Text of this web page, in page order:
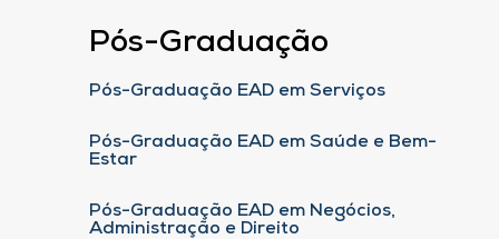
Pós-Graduação
Pós-Graduação EAD em Serviços
Pós-Graduação EAD em Saúde e Bem-
Estar
Pós-Graduação EAD em Negócios,
Administração e Direito